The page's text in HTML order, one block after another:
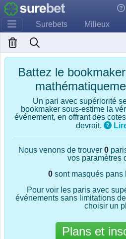
Surebets Milieux
Battez le
Un pari avec supériorité
bookmaker sous-estime la
événement, en offrant des
devrait.
Nous venons de trouver 0
vos paramètres
0sont masqués pans
Pour voir les paris avec
événements sans limitations
choisir un
Plans et